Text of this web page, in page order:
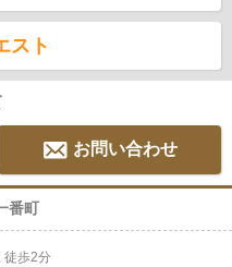
スト
お問い合わせ
番町
徒歩2分